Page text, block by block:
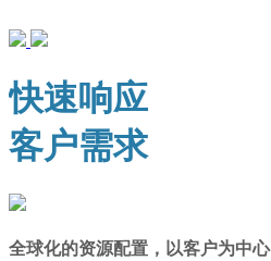
快速响应
客户需求
全球化的资源配置，以客户为中心